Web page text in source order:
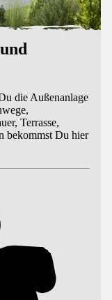
die Außenanlage
Terrasse,
bekommst Du hier